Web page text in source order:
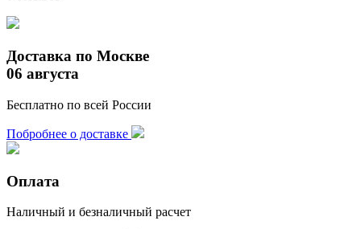
Доставка по Москве
06 августа
Бесплатно по всей России
Побробнее о доставке
Оплата
Наличный и безналичный расчет